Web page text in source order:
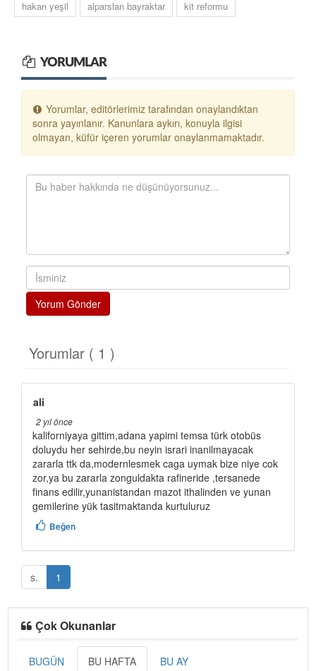
hakan yeşil alparslan bayraktar kit reformu
YORUMLAR
Yorumlar, editörlerimiz tarafından onaylandıktan
sonra yayınlanır. Kanunlara aykırı, konuyla ilgisi
olmayan, küfür içeren yorumlar onaylanmamaktadır.
Yorum Gönder
Yorumlar ( 1 )
ali
2 yıl önce
kaliforniyaya gittim,adana yapimi temsa türk otobüs
doluydu her sehirde,bu neyin israri inanilmayacak
zararla ttk da,modernlesmek caga uymak bize niye cok
zor,ya bu zararla zonguldakta rafineride ,tersanede
finans edilir,yunanistandan mazot ithalinden ve yunan
gemilerine yük tasitmaktanda kurtuluruz
Beğen
s. 1
Çok Okunanlar
BUGÜN BU HAFTA BU AY